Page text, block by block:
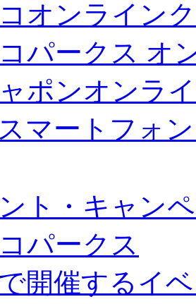
オンライン
パークス オ
ポンオンラ
マートフォ
ト・キャン
パークス
開催するイ